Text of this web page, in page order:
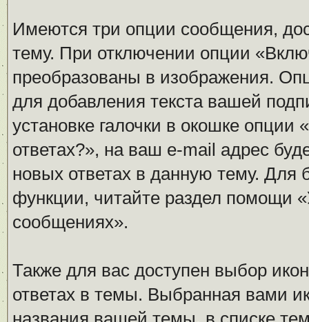
Имеются три опции сообщения,
тему. При отключении опции
преобразованы в изображения.
для добавления текста вашей
установке галочки в окошке
ответах?», на ваш e-mail адрес
новых ответах в данную тему.
функции, читайте раздел помощи
сообщениях».
Также для вас доступен выбор
ответах в темы. Выбранная вами